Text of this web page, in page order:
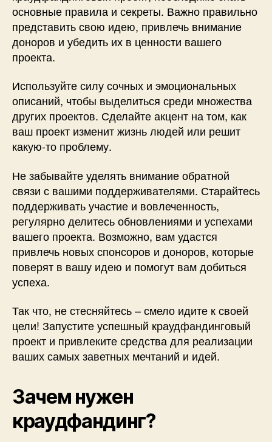
основные правила и секреты. Важно правильно
представить свою идею, привлечь внимание
доноров и убедить их в ценности вашего
проекта.
Используйте силу сочных и эмоциональных
описаний, чтобы выделиться среди множества
других проектов. Сделайте акцент на том, как
ваш проект изменит жизнь людей или решит
какую-то проблему.
Не забывайте уделять внимание обратной
связи с вашими поддерживателями. Старайтесь
поддерживать участие и вовлеченность,
регулярно делитесь обновлениями и успехами
вашего проекта. Возможно, вам удастся
привлечь новых спонсоров и доноров, которые
поверят в вашу идею и помогут вам добиться
успеха.
Так что, не стесняйтесь – смело идите к своей
цели! Запустите успешный краудфандинговый
проект и привлеките средства для реализации
ваших самых заветных мечтаний и идей.
Зачем нужен
краудфандинг?